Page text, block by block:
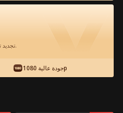
الحلقة 60 -
62 63 64
تجديد تلقائي. يمكنك الإلغاء في أي وقت.
جودة عالية 1080p